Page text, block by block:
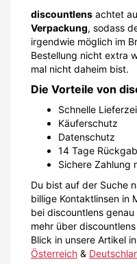
discountlens achtet
Verpackung, sodass
irgendwie möglich im
Bestellung nicht extra
mal nicht daheim bist.
Die Vorteile von
Schnelle
Käuferschutz
Datenschutz
14 Tage
Sichere Zahlung
Du bist auf der Suche
billige Kontaktlinsen in
bei discountlens
mehr über
Blick in unsere Artikel
Österreich &